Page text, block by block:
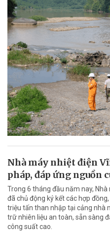
Nhà máy nhiệt điện
pháp, đáp ứng nguồn
Trong 6 tháng đầu năm nay,
đã chủ động ký kết các hợp
triệu tấn than nhập tại cảng nhà
trữ nhiên liệu an toàn, sẵn sàng
công suất cao.